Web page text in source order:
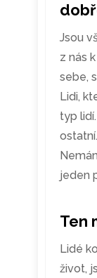
Jsou
z nás
sebe,
Lidi,
typ
jeden
Ten
Lidé
život,